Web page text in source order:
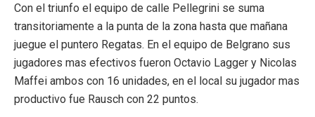
Con el triunfo el equipo de calle Pellegrini se suma
transitoriamente a la punta de la zona hasta que mañana
juegue el puntero Regatas. En el equipo de Belgrano sus
jugadores mas efectivos fueron Octavio Lagger y Nicolas
Maffei ambos con 16 unidades, en el local su jugador mas
productivo fue Rausch con 22 puntos.